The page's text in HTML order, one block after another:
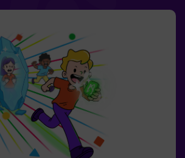
hidratar-se i recuperar energies abans
infants hauran de
ràpid i moure’s encara més ràpid per
Veuran el seu progrés en temps
i celebraran cada victòria com un
experiència activa, segura i
d’aniversari, sortides en família o
energia de la manera més
per a nens | famílies | festes
els infants han d’anar acompanyats